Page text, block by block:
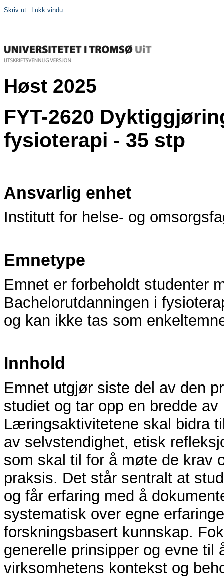
Skriv ut Lukk vindu
Høst 2025
FYT-2620
fysioterapi - 35 stp
Ansvarlig enhet
Institutt for helse- og
Emnetype
Emnet er forbeholdt studenter
Bachelorutdanningen i
og kan ikke tas som
Innhold
Emnet utgjør siste del av den
studiet og tar opp en bredde
Læringsaktivitetene skal bidra
av selvstendighet, etisk
som skal til for å møte de krav
praksis. Det står sentralt at
og får erfaring med å
systematisk over egne
forskningsbasert kunnskap.
generelle prinsipper og evne til
virksomhetens kontekst og